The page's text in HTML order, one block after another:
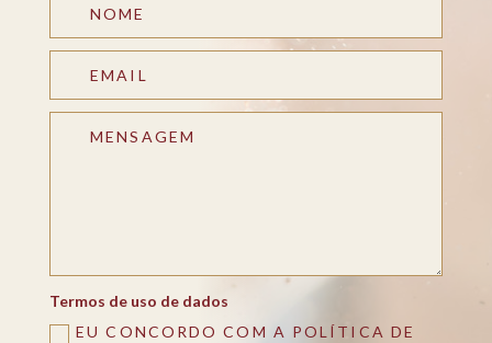
Termos de uso de dados
EU CONCORDO COM A POLÍTICA DE